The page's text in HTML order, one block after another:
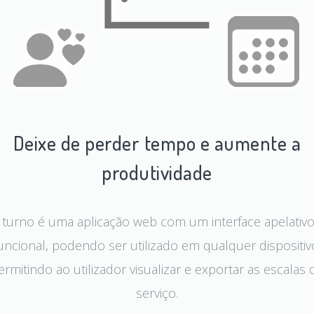
Deixe de perder tempo e aumente a
produtividade
turno é uma aplicação web com um interface
podendo ser utilizado em qualquer
ao utilizador visualizar e exportar as escalas
serviço.